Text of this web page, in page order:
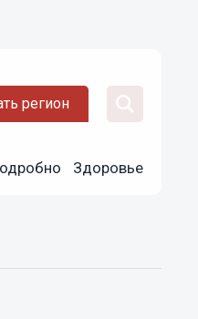
регион
Здоровье